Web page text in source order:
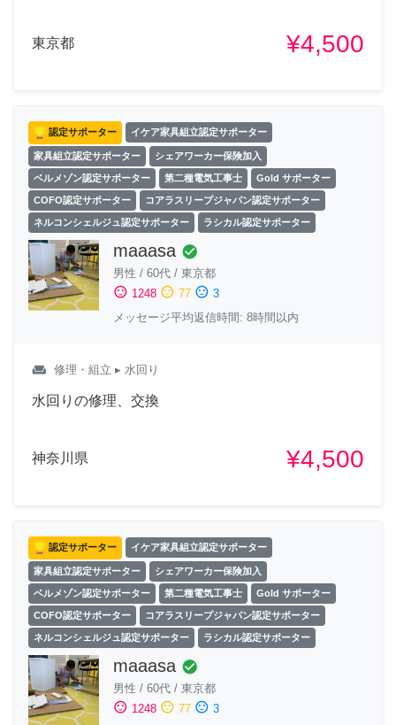
東京都 ¥4,500
認定サポーター イケア家具組立認定サポーター
家具組立認定サポーター シェアワーカー保険加入
ベルメゾン認定サポーター 第二種電気工事士 Gold サポーター
COFO認定サポーター コアラスリープジャパン認定サポーター
ネルコンシェルジュ認定サポーター ラシカル認定サポーター
maaasa check_circle
男性 / 60代 / 東京都
sentiment_satisfied 1248 sentiment_neutral 77 sentiment_dissatisfied 3
メッセージ平均返信時間: 8時間以内
weekend 修理・組立 ▸ 水回り
水回りの修理、交換
神奈川県 ¥4,500
認定サポーター イケア家具組立認定サポーター
家具組立認定サポーター シェアワーカー保険加入
ベルメゾン認定サポーター 第二種電気工事士 Gold サポーター
COFO認定サポーター コアラスリープジャパン認定サポーター
ネルコンシェルジュ認定サポーター ラシカル認定サポーター
maaasa check_circle
男性 / 60代 / 東京都
sentiment_satisfied 1248 sentiment_neutral 77 sentiment_dissatisfied 3